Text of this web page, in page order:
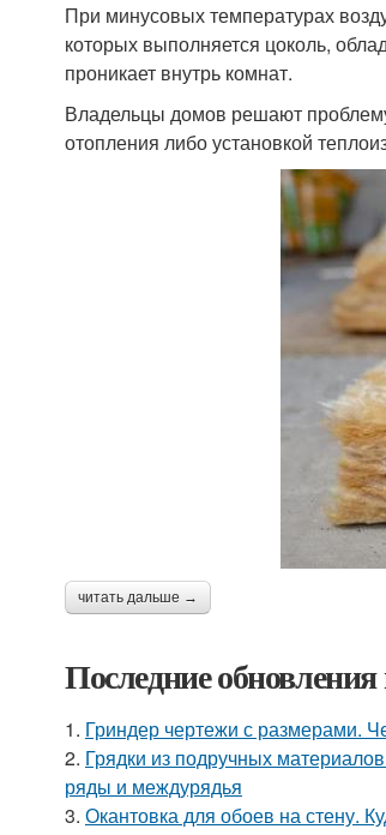
При минусовых температурах
которых выполняется цоколь,
проникает внутрь комнат.
Владельцы домов решают
отопления либо установкой
читать дальше →
Последние обновления
1. Гриндер чертежи с размерами.
2. Грядки из подручных
ряды и междурядья
3. Окантовка для обоев на стену.